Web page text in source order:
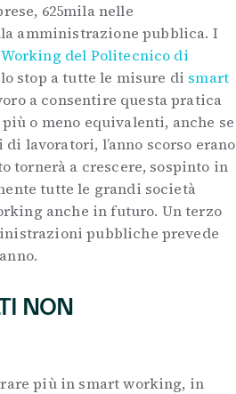
625mila nelle
amministrazione pubblica. I
del Politecnico di
stop a tutte le misure di smart
a consentire questa pratica
o meno equivalenti, anche se
lavoratori, l’anno scorso erano
tornerà a crescere, sospinto in
tutte le grandi società
anche in futuro. Un terzo
pubbliche prevede
NON
più in smart working, in